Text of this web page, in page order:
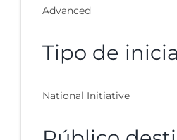
Advanced
Tipo de
National Initiative